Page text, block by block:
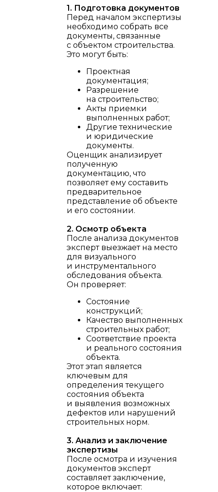
1. Подготовка документов
Перед началом экспертизы
необходимо собрать все
документы, связанные
с объектом строительства.
Это могут быть:
Проектная
документация;
Разрешение
на строительство;
Акты приемки
выполненных работ;
Другие технические
и юридические
документы.
Оценщик анализирует
полученную
документацию, что
позволяет ему составить
предварительное
представление об объекте
и его состоянии.
2. Осмотр объекта
После анализа документов
эксперт выезжает на место
для визуального
и инструментального
обследования объекта.
Он проверяет:
Состояние
конструкций;
Качество выполненных
строительных работ;
Соответствие проекта
и реального состояния
объекта.
Этот этап является
ключевым для
определения текущего
состояния объекта
и выявления возможных
дефектов или нарушений
строительных норм.
3. Анализ и заключение
экспертизы
После осмотра и изучения
документов эксперт
составляет заключение,
которое включает: